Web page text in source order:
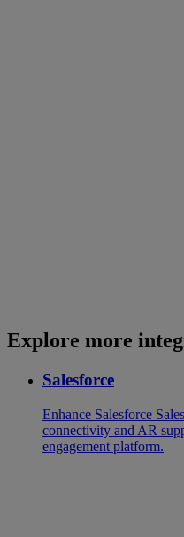
Explore more
Salesforce
Enhance Salesforce
connectivity and AR
engagement platform.